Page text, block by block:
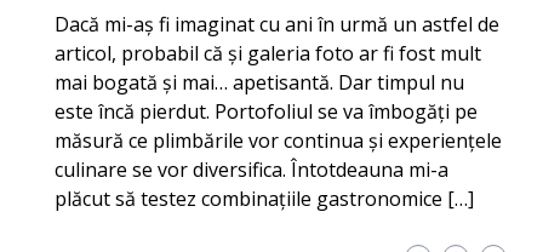
Dacă mi-aș fi imaginat cu ani în urmă un astfel de
articol, probabil că și galeria foto ar fi fost mult
mai bogată și mai… apetisantă. Dar timpul nu
este încă pierdut. Portofoliul se va îmbogăți pe
măsură ce plimbările vor continua și experiențele
culinare se vor diversifica. Întotdeauna mi-a
plăcut să testez combinațiile gastronomice […]